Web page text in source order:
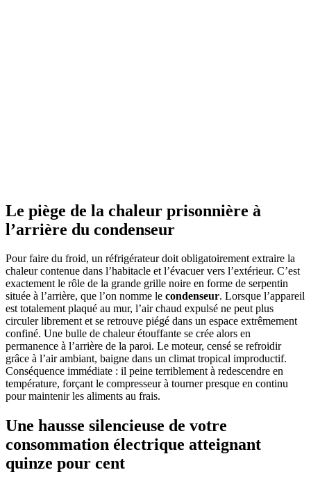
Le piège de la chaleur prisonnière à
l’arrière du condenseur
Pour faire du froid, un réfrigérateur doit obligatoirement extraire la
chaleur contenue dans l’habitacle et l’évacuer vers l’extérieur. C’est
exactement le rôle de la grande grille noire en forme de serpentin
située à l’arrière, que l’on nomme le condenseur. Lorsque l’appareil
est totalement plaqué au mur, l’air chaud expulsé ne peut plus
circuler librement et se retrouve piégé dans un espace extrêmement
confiné. Une bulle de chaleur étouffante se crée alors en
permanence à l’arrière de la paroi. Le moteur, censé se refroidir
grâce à l’air ambiant, baigne dans un climat tropical improductif.
Conséquence immédiate : il peine terriblement à redescendre en
température, forçant le compresseur à tourner presque en continu
pour maintenir les aliments au frais.
Une hausse silencieuse de votre
consommation électrique atteignant
quinze pour cent